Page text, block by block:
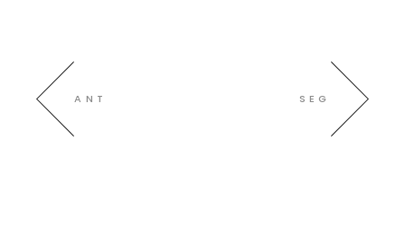
ANT SEG